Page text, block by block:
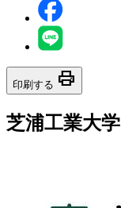
印刷する print
芝浦工業大学